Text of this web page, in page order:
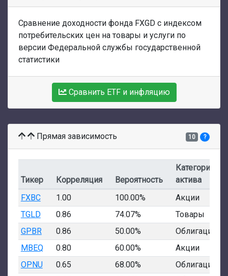
Сравнение доходности фонда FXGD с индексом
потребительских цен на товары и услуги по
версии Федеральной службы государственной
статистики
Сравнить ETF и инфляцию
Прямая зависимость 10 ?
Тикер Корреляция Вероятность
Категория
актива
FXBC
1.00 100.00%
Акции
TGLD
0.86 74.07%
Товары
GPBR
0.86 50.00%
Облигации
MBEQ
0.80 60.00%
Акции
OPNU
0.65 68.00%
Облигации